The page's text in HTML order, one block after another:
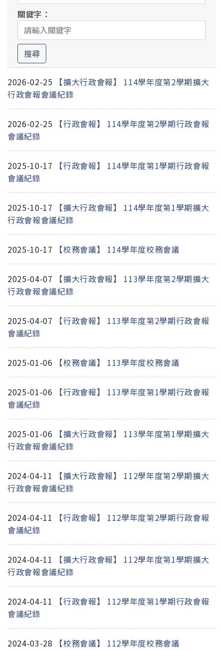
關鍵字：
搜尋
2026-02-25
【擴大行政會報】 114學年度第2學期擴大
行政會報會議紀錄
2026-02-25
【行政會報】 114學年度第2學期行政會報
會議紀錄
2025-10-17
【行政會報】 114學年度第1學期行政會報
會議紀錄
2025-10-17
【擴大行政會報】 114學年度第1學期擴大
行政會報會議紀錄
2025-10-17 【校務會議】 114學年度校務會議
2025-04-07
【擴大行政會報】 113學年度第2學期擴大
行政會報會議紀錄
2025-04-07
【行政會報】 113學年度第2學期行政會報
會議紀錄
2025-01-06 【校務會議】 113學年度校務會議
2025-01-06
【行政會報】 113學年度第1學期行政會報
會議紀錄
2025-01-06
【擴大行政會報】 113學年度第1學期擴大
行政會報會議紀錄
2024-04-11
【擴大行政會報】 112學年度第2學期擴大
行政會報會議紀錄
2024-04-11
【行政會報】 112學年度第2學期行政會報
會議紀錄
2024-04-11
【擴大行政會報】 112學年度第1學期擴大
行政會報會議紀錄
2024-04-11
【行政會報】 112學年度第1學期行政會報
會議紀錄
2024-03-28 【校務會議】 112學年度校務會議